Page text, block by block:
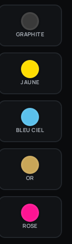
GRAPHITE
JAUNE
BLEU CIEL
OR
ROSE